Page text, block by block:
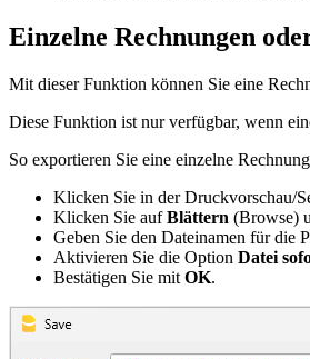
Einzelne Rechnungen
Mit dieser Funktion können Sie eine
Diese Funktion ist nur verfügbar, wenn
So exportieren Sie eine einzelne
Klicken Sie in der Druckvorschau/
Klicken Sie aufBlättern (Browse)
Geben Sie den Dateinamen für die
Aktivieren Sie die Option Datei
Bestätigen Sie mit OK.